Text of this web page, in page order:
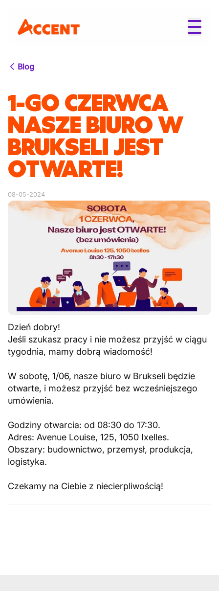
Blog
1-GO CZERWCA
NASZE BIURO W
BRUKSELI JEST
OTWARTE!
08-05-2024
Dzień dobry!
Jeśli szukasz pracy i nie możesz przyjść w ciągu
tygodnia, mamy dobrą wiadomość!
W sobotę, 1/06, nasze biuro w Brukseli będzie
otwarte, i możesz przyjść bez wcześniejszego
umówienia.
Godziny otwarcia: od 08:30 do 17:30.
Adres: Avenue Louise, 125, 1050 Ixelles.
Obszary: budownictwo, przemysł, produkcja,
logistyka.
Czekamy na Ciebie z niecierpliwością!